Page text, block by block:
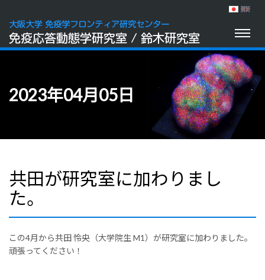
2023年04月05日
共田が研究室に加わりまし
た。
この4月から共田 怜央（大学院生 M1）が研究室に加わりました。
頑張ってください！